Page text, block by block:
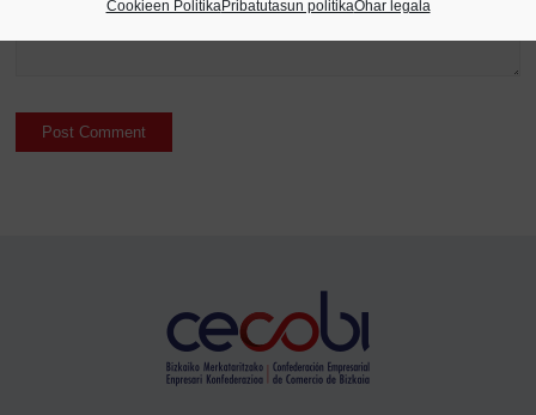
Cookieen PolitikaPribatutasun politikaOhar legala